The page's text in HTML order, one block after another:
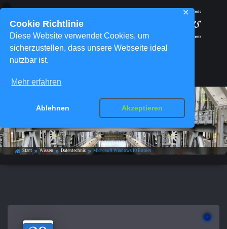
Cookie Richtlinie
Diese Website verwendet Cookies, um
sicherzustellen, dass unsere Webseite ideal
nutzbar ist.
Mehr erfahren
Ablehnen Akzeptieren
✕
Microsoft Windows 10 Botnet
home_work Start double_arrow Wissen double_arrow Datentechnik double_arrow Microsoft Windows 10 Botnet